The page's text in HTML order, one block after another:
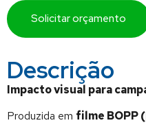
Solicitar orçamento
Descrição
Impacto visual para
Produzida em filme BOPP